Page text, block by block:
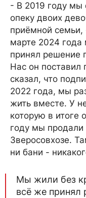
- В 2019 году мы
опеку двоих
приёмной
марте 2024 года
принял решение
Нас он поставил
сказал, что
2022 года, мы
жить вместе. У
которую в итоге
году мы
Зверосовхозе.
ни бани -
Мы жили без
всё же